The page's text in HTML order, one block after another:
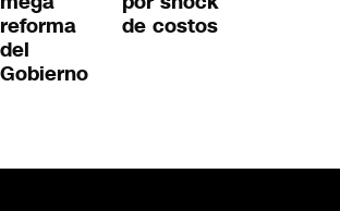
reforma
del
Gobierno
de costos